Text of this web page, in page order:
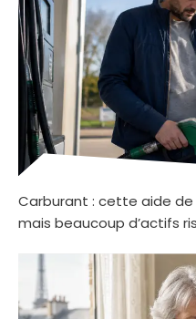
Carburant : cette aide de
mais beaucoup d’actifs